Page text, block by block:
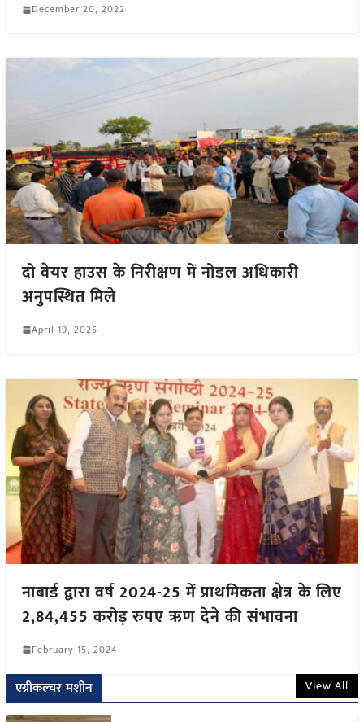
December 20, 2022
दो वेयर हाउस के निरीक्षण में नोडल अधिकारी
अनुपस्थित मिले
April 19, 2025
नाबार्ड द्वारा वर्ष 2024-25 में प्राथमिकता क्षेत्र के लिए
2,84,455 करोड़ रुपए ऋण देने की संभावना
February 15, 2024
एग्रीकल्चर मशीन View All